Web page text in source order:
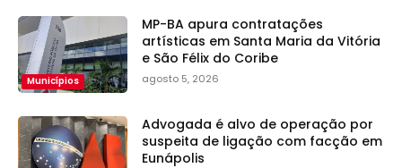
Municípios
MP-BA apura contratações
artísticas em Santa Maria da Vitória
e São Félix do Coribe
agosto 5, 2026
Advogada é alvo de operação por
suspeita de ligação com facção em
Eunápolis